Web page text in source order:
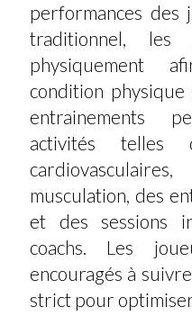
performances des
traditionnel, les
physiquement
condition
entrainements
activités telles
musculation, des
et des sessions
coachs. Les
encouragés à
strict pour